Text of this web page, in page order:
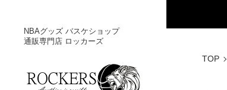
NBAグッズ バスケショップ
通販専門店 ロッカーズ
TOP